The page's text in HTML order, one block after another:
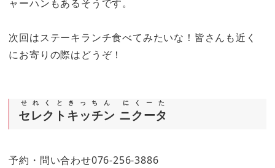
ャーハンもあるそうです。
次回はステーキランチ食べてみたいな！皆さんも近く
にお寄りの際はどうぞ！
セレクトキッチン ニクータ
せれくときっちん にくーた
予約・問い合わせ076-256-3886